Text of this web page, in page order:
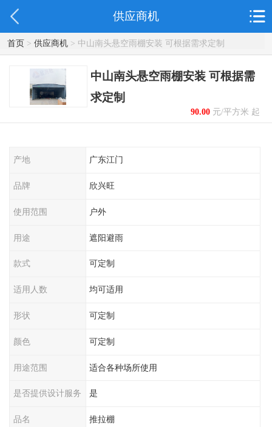
供应商机
首页> 供应商机> 中山南头悬空雨棚安装 可根据需求定制
中山南头悬空雨棚安装 可根据需
求定制
90.00元/平方米 起
产地 广东江门
品牌 欣兴旺
使用范围 户外
用途 遮阳避雨
款式 可定制
适用人数 均可适用
形状 可定制
颜色 可定制
用途范围 适合各种场所使用
是否提供设计服务 是
品名 推拉棚